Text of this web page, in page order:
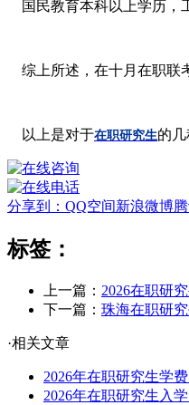
国民教育本科以上学历，
综上所述，在十月在职联
以上是对于在职研究生的
分享到： QQ空间新浪微博
标签：
上一篇： 2026在职研
下一篇： 珠海在职研
·相关文章
2026年在职研究生学
2026年在职研究生入